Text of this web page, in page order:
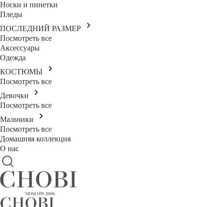
Носки и пинетки
Пледы
ПОСЛЕДНИЙ РАЗМЕР
Посмотреть все
Аксессуары
Одежда
КОСТЮМЫ
Посмотреть все
Девочки
Посмотреть все
Мальчики
Посмотреть все
Домашняя коллекция
О нас